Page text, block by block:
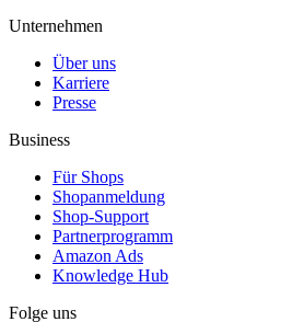
Unternehmen
Über uns
Karriere
Presse
Business
Für Shops
Shopanmeldung
Shop-Support
Partnerprogramm
Amazon Ads
Knowledge Hub
Folge uns